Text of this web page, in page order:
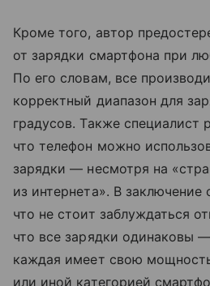
Кроме того, автор
от зарядки смартфона при
По его словам, все
корректный диапазон для
градусов. Также специалист
что телефон можно
зарядки — несмотря на
из интернета». В заключение
что не стоит заблуждаться
что все зарядки одинаковы
каждая имеет свою
или иной категорией